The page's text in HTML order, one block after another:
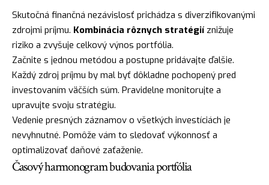
Skutočná finančná nezávislosť prichádza s diverzifikovanými
zdrojmi príjmu. Kombinácia rôznych stratégiíznižuje
riziko a zvyšuje celkový výnos portfólia.
Začnite s jednou metódou a postupne pridávajte ďalšie.
Každý zdroj príjmu by mal byť dôkladne pochopený pred
investovaním väčších súm. Pravidelne monitorujte a
upravujte svoju stratégiu.
Vedenie presných záznamov o všetkých investíciách je
nevyhnutné. Pomôže vám to sledovať výkonnosť a
optimalizovať daňové zaťaženie.
Časový harmonogram budovania portfólia